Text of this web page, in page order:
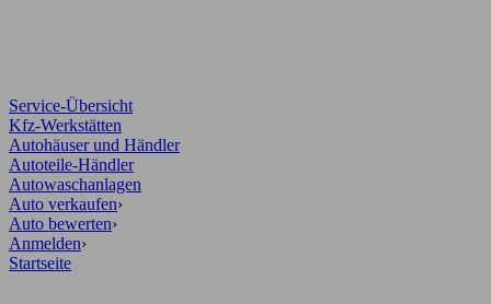
Service-Übersicht
Kfz-Werkstätten
Autohäuser und Händler
Autoteile-Händler
Autowaschanlagen
Auto verkaufen›
Auto bewerten›
Anmelden›
Startseite